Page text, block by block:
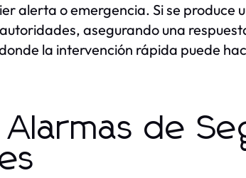
alerta o emergencia. Si se produce
asegurando una
la intervención rápida puede
de